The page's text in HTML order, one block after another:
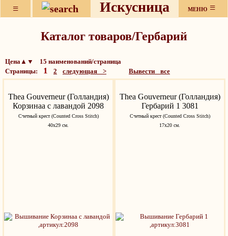
≡ Искусница МЕНЮ ≡
Каталог товаров/Гербарий
Цена▲▼ 15 наименований/страница
Страницы: 1 2 следующая > Вывести все
Thea Gouverneur (Голландия)
Корзинаа с лавандой 2098
Счетный крест (Counted Cross Stitch)
40х29 см.
Thea Gouverneur (Голландия)
Гербарий 1 3081
Счетный крест (Counted Cross Stitch)
17х20 см.